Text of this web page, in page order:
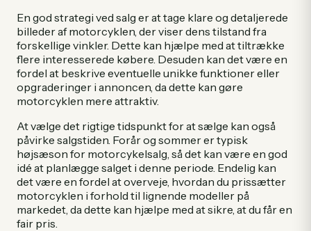
En god strategi ved salg er at tage klare og detaljerede
billeder af motorcyklen, der viser dens tilstand fra
forskellige vinkler. Dette kan hjælpe med at tiltrække
flere interesserede købere. Desuden kan det være en
fordel at beskrive eventuelle unikke funktioner eller
opgraderinger i annoncen, da dette kan gøre
motorcyklen mere attraktiv.
At vælge det rigtige tidspunkt for at sælge kan også
påvirke salgstiden. Forår og sommer er typisk
højsæson for motorcykelsalg, så det kan være en god
idé at planlægge salget i denne periode. Endelig kan
det være en fordel at overveje, hvordan du prissætter
motorcyklen i forhold til lignende modeller på
markedet, da dette kan hjælpe med at sikre, at du får en
fair pris.